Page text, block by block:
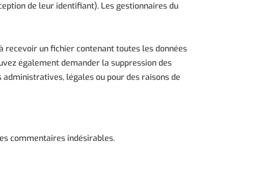
de leur identifiant). Les gestionnaires du
recevoir un fichier contenant toutes les données
également demander la suppression des
légales ou pour des raisons de
commentaires indésirables.